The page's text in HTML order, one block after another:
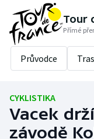
Fotbal
Hokej
Tenis
Cyklistika
Tour
Přímé
Průvodce
CYKLISTIKA
Vacek
závodě